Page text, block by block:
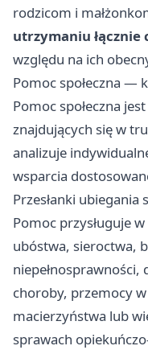
rodzicom i
utrzymaniu
względu na ich
Pomoc społeczna —
Pomoc społeczna
znajdujących się w
analizuje
wsparcia
Przesłanki ubiegania
Pomoc przysługuje
ubóstwa, sieroctwa,
niepełnosprawności,
choroby, przemocy
macierzyństwa lub
sprawach